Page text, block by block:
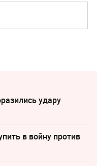
удару
в войну против